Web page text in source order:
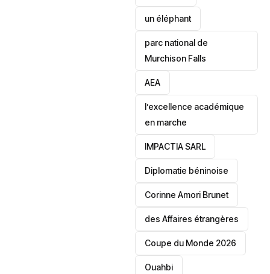
un éléphant
parc national de
Murchison Falls
AEA
l’excellence académique
en marche
IMPACTIA SARL
‎Diplomatie béninoise
Corinne Amori Brunet
des Affaires étrangères
‎Coupe du Monde 2026
Ouahbi